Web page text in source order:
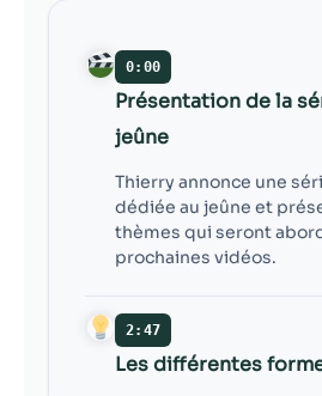
0:00
Présentation de la
jeûne
Thierry annonce une
dédiée au jeûne et
thèmes qui seront
prochaines vidéos.
2:47
Les différentes